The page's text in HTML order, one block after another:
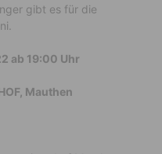
gibt es für die
ab 19:00 Uhr
Mauthen